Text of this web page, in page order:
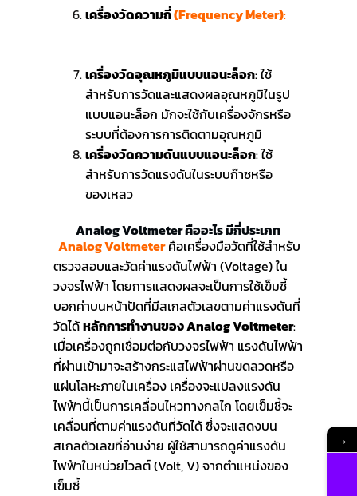
เครื่องวัดความถี่(Frequency Meter):
เครื่องวัดอุณหภูมิแบบแอนะล็อก: ใช้
สำหรับการวัดและแสดงผลอุณหภูมิในรูป
แบบแอนะล็อก มักจะใช้กับเครื่องจักรหรือ
ระบบที่ต้องการการติดตามอุณหภูมิ
เครื่องวัดความดันแบบแอนะล็อก: ใช้
สำหรับการวัดแรงดันในระบบก๊าซหรือ
ของเหลว
Analog Voltmeter คืออะไร มีกี่ประเภท
Analog Voltmeter คือเครื่องมือวัดที่ใช้สำหรับ
ตรวจสอบและวัดค่าแรงดันไฟฟ้า (Voltage) ใน
วงจรไฟฟ้า โดยการแสดงผลจะเป็นการใช้เข็มชี้
บอกค่าบนหน้าปัดที่มีสเกลตัวเลขตามค่าแรงดันที่
วัดได้หลักการทำงานของ Analog Voltmeter:
เมื่อเครื่องถูกเชื่อมต่อกับวงจรไฟฟ้า แรงดันไฟฟ้า
ที่ผ่านเข้ามาจะสร้างกระแสไฟฟ้าผ่านขดลวดหรือ
แผ่นโลหะภายในเครื่อง เครื่องจะแปลงแรงดัน
ไฟฟ้านี้เป็นการเคลื่อนไหวทางกลไก โดยเข็มชี้จะ
เคลื่อนที่ตามค่าแรงดันที่วัดได้ ซึ่งจะแสดงบน
สเกลตัวเลขที่อ่านง่าย ผู้ใช้สามารถดูค่าแรงดัน
ไฟฟ้าในหน่วยโวลต์ (Volt, V) จากตำแหน่งของ
เข็มชี้
→